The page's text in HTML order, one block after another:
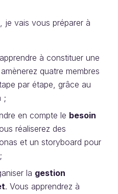
je vais vous préparer à
à constituer une
quatre membres
par étape, grâce au
;
en compte le besoin
réaliserez des
et un storyboard pour
la gestion
. Vous apprendrez à